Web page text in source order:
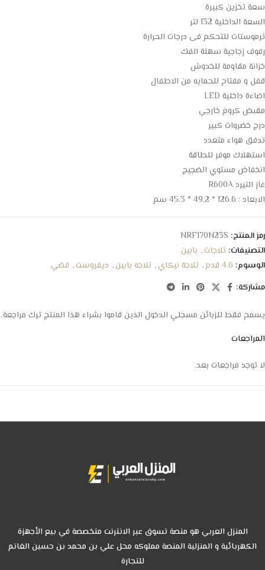
سعة تخزين كبيرة
السعة الداخلية 132 لتر
ثرموستات للتحكم فى درجات الحرارة
رفوف زجاجية سهلة الفك
خزانة مقاومة للخدوش
قفل و مفتاح للحمايه من الاطفال
اضاءة داخلية LED
مقبض كروم خارجي
درج خضروات كبير
تدفق هواء متعدد
استهلاك موفر للطاقة
انخفاض مستوي الضجيج
غاز التيرد R600A
الابعاد : 126.6 * 49.2 * 45.3 سم
رمز المنتج: NRF170N23S
التصنيفات: ثلاجات, بابين
الوسوم: 4.6 قدم , ثلاجة نيكاي, ثلاجه بابين, ديفروست, فضي
مشاركة:
المراجعات
لا توجد مراجعات بعد.
يسمح فقط للزبائن مسجلي الدخول الذين قاموا بشراء هذا المنتج ترك مراجعة.
المنزل العربي هو منصة تسوق عبر الانترنت متخصصة في بيع الأجهزة
الكهربائية و المنزلية المنصة مملوكه محل علي بن محمد بن حسين الغانم
للتجارة